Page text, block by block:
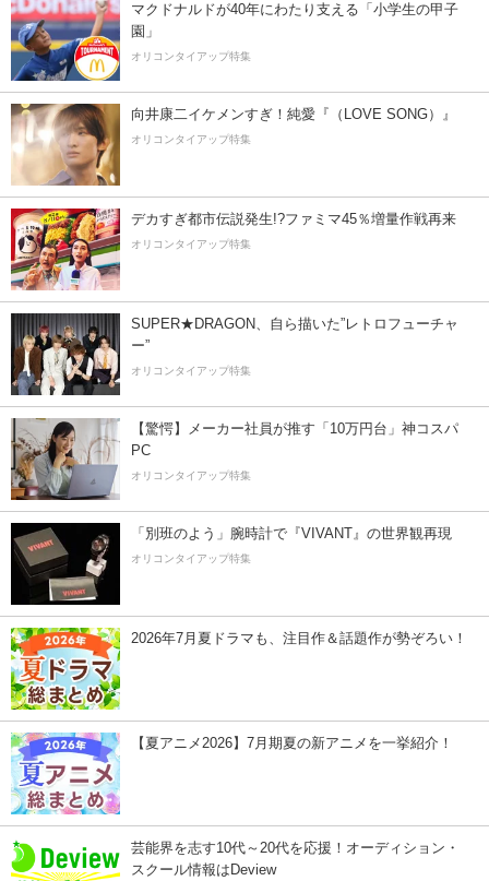
マクドナルドが40年にわたり支える「小学生の甲子
園」
オリコンタイアップ特集
向井康二イケメンすぎ！純愛『（LOVE SONG）』
オリコンタイアップ特集
デカすぎ都市伝説発生!?ファミマ45％増量作戦再来
オリコンタイアップ特集
SUPER★DRAGON、自ら描いた”レトロフューチャ
ー”
オリコンタイアップ特集
【驚愕】メーカー社員が推す「10万円台」神コスパ
PC
オリコンタイアップ特集
「別班のよう」腕時計で『VIVANT』の世界観再現
オリコンタイアップ特集
2026年7月夏ドラマも、注目作＆話題作が勢ぞろい！
【夏アニメ2026】7月期夏の新アニメを一挙紹介！
芸能界を志す10代～20代を応援！オーディション・
スクール情報はDeview